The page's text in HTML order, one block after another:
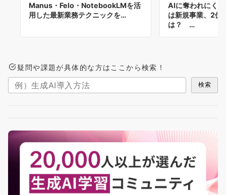
Manus・Felo・NotebookLMを活
用した最新業務テクニックを…
AIに奪われにく
は新規事業、2位
は？ …
疑問や課題が具体的な方はここから検索！
検索